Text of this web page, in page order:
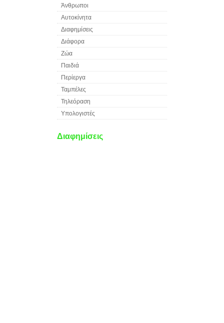
Άνθρωποι
Αυτοκίνητα
Διαφημίσεις
Διάφορα
Ζώα
Παιδιά
Περίεργα
Ταμπέλες
Τηλεόραση
Υπολογιστές
Διαφημίσεις